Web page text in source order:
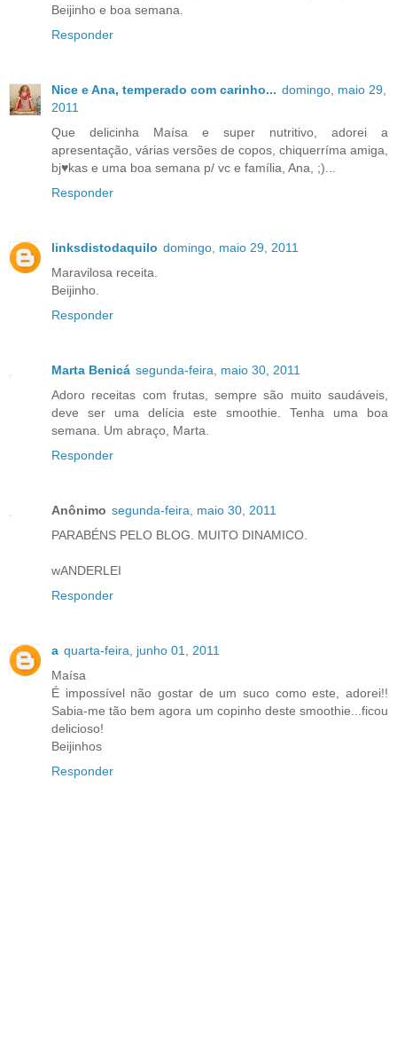
Beijinho e boa semana.
Responder
Nice e Ana, temperado com carinho... domingo, maio 29,
2011
Que delicinha Maísa e super nutritivo, adorei a
apresentação, várias versões de copos, chiquerríma amiga,
bj♥kas e uma boa semana p/ vc e família, Ana, ;)...
Responder
linksdistodaquilo domingo, maio 29, 2011
Maravilosa receita.
Beijinho.
Responder
Marta Benicá segunda-feira, maio 30, 2011
Adoro receitas com frutas, sempre são muito saudáveis,
deve ser uma delícia este smoothie. Tenha uma boa
semana. Um abraço, Marta.
Responder
Anônimo segunda-feira, maio 30, 2011
PARABÉNS PELO BLOG. MUITO DINAMICO.
wANDERLEI
Responder
a quarta-feira, junho 01, 2011
Maísa
É impossível não gostar de um suco como este, adorei!!
Sabia-me tão bem agora um copinho deste smoothie...ficou
delicioso!
Beijinhos
Responder